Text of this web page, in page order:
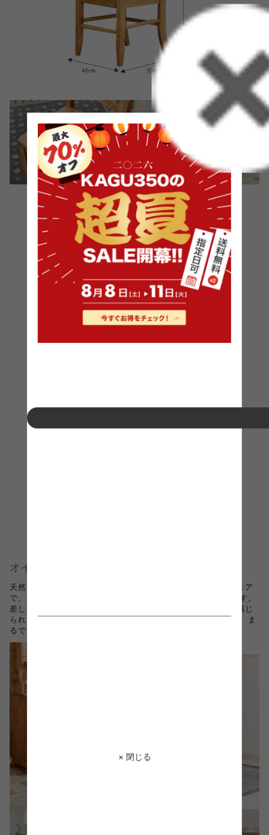
× 閉じる
オイル仕上げのシンプルなウッドチェア
天然木をぜいたくに使い、細部にまで作り込まれた美しいチェア
で、どこか懐かしさを感じる素朴な雰囲気の あるデザインです。
差し込む光や街の音で密やかに満たされたような、優しさが感じ
られます。 ナチュラルテイストな素材はとても雰囲気があり、ま
るで本物のアンティークのような質感。